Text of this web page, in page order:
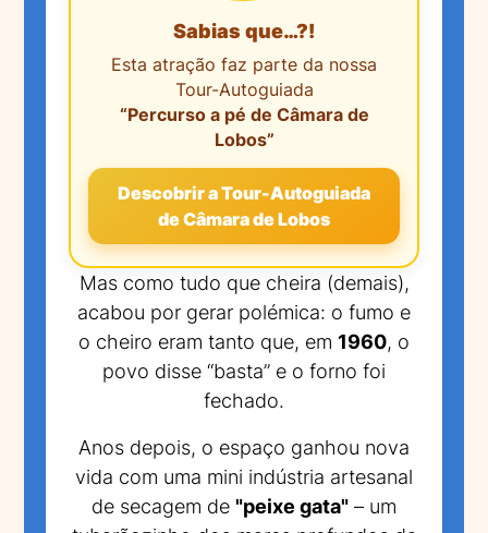
Sabias que…?!
Esta atração faz parte da nossa
Tour-Autoguiada
“Percurso a pé de Câmara de
Lobos”
Descobrir a Tour-Autoguiada
de Câmara de Lobos
Mas como tudo que cheira (demais),
acabou por gerar polémica: o fumo e
o cheiro eram tanto que, em 1960, o
povo disse “basta” e o forno foi
fechado.
Anos depois, o espaço ganhou nova
vida com uma mini indústria artesanal
de secagem de "peixe gata" – um